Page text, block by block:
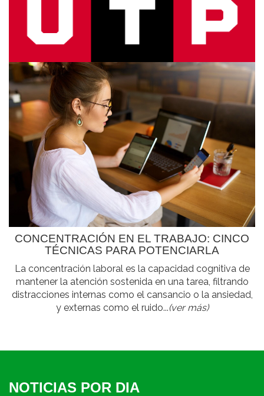
CONCENTRACIÓN EN EL TRABAJO: CINCO
TÉCNICAS PARA POTENCIARLA
La concentración laboral es la capacidad cognitiva de
mantener la atención sostenida en una tarea, filtrando
distracciones internas como el cansancio o la ansiedad,
y externas como el ruido...(ver más)
NOTICIAS POR DIA